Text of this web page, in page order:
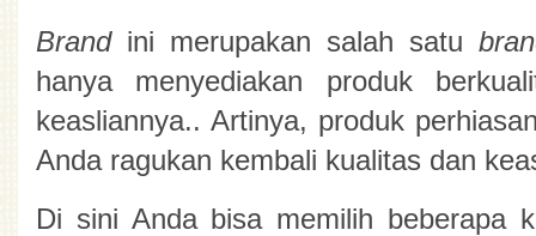
Brand ini merupakan salah satu
hanya menyediakan produk
keasliannya.. Artinya, produk
Anda ragukan kembali kualitas dan
Di sini Anda bisa memilih beberapa